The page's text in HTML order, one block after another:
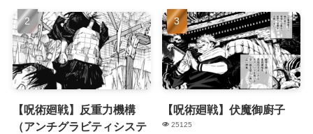
【呪術廻戦】反重力機構
（アンチグラビティシステ
【呪術廻戦】伏魔御廚子
25125